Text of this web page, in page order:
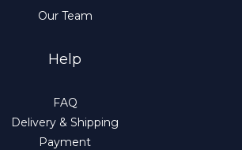
Our Team
Help
FAQ
Delivery & Shipping
Payment